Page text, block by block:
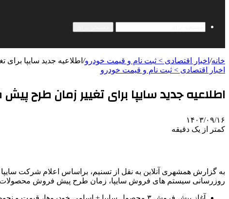
خانه/ اخبار اقتصادی > ثبت نام و قیمت خودرو/ اطلاعیه جدید سایپا برای
اخبار اقتصادی > ثبت نام و قیمت خودرو
اطلاعیه جدید سایپا برای تغییر زمان طرح پیش فروش
۱۴۰۳/۰۹/۱۶
کمتر از یک دقیقه
روزرسانی سیستم های فروش سایپا، زمان طرح پیش فروش محصولات